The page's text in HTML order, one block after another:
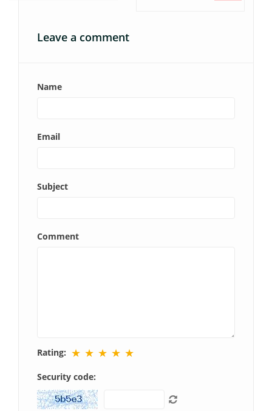
Leave a comment
Name
Email
Subject
Comment
Rating: ★ ★ ★ ★ ★
Security code: